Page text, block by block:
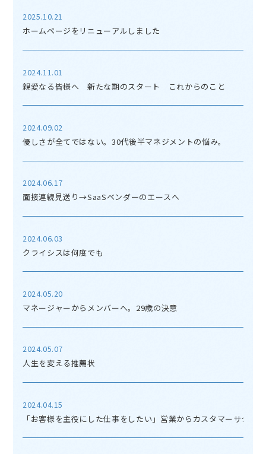
2025.10.21
ホームページをリニューアルしました
2024.11.01
親愛なる皆様へ 新たな期のスタート これからのこと
2024.09.02
優しさが全てではない。30代後半マネジメントの悩み。
2024.06.17
面接連続見送り→SaaSベンダーのエースへ
2024.06.03
クライシスは何度でも
2024.05.20
マネージャーからメンバーへ。29歳の決意
2024.05.07
人生を変える推薦状
2024.04.15
「お客様を主役にした仕事をしたい」営業からカスタマーサクセ